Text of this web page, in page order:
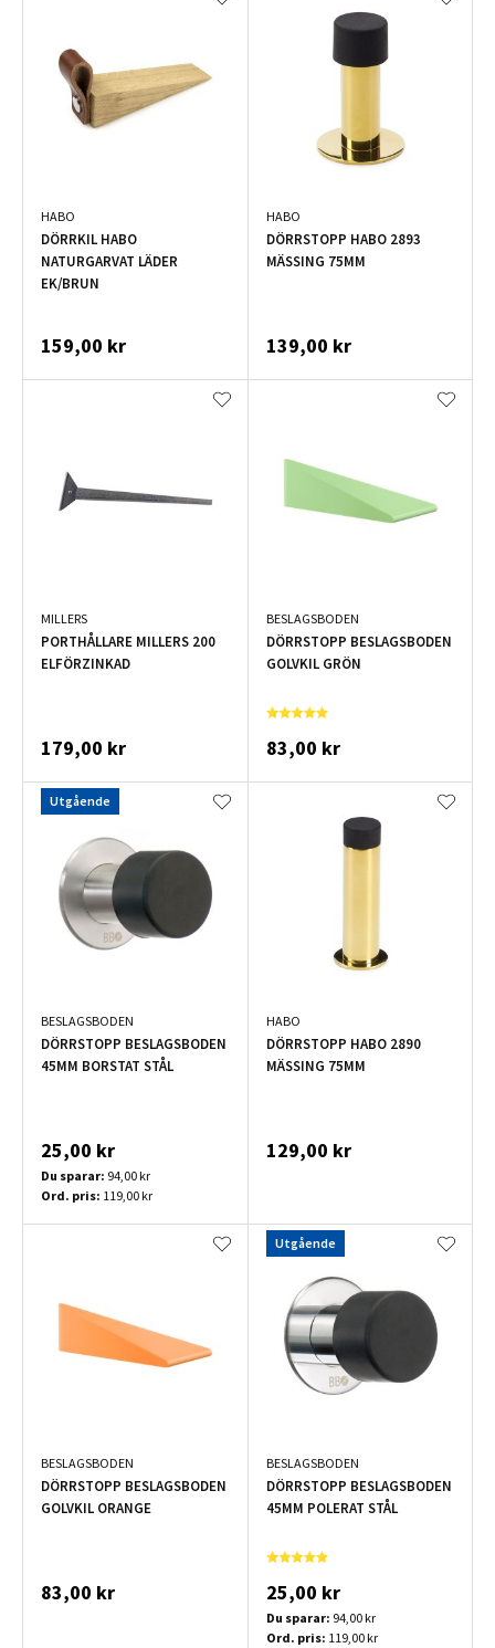
HABO
DÖRRKIL HABO
NATURGARVAT LÄDER
EK/BRUN
159,00 kr
HABO
DÖRRSTOPP HABO 2893
MÄSSING 75MM
139,00 kr
MILLERS
PORTHÅLLARE MILLERS 200
ELFÖRZINKAD
179,00 kr
BESLAGSBODEN
DÖRRSTOPP BESLAGSBODEN
GOLVKIL GRÖN
83,00 kr
Utgående
BESLAGSBODEN
DÖRRSTOPP BESLAGSBODEN
45MM BORSTAT STÅL
25,00 kr
Du sparar: 94,00 kr
Ord. pris: 119,00 kr
HABO
DÖRRSTOPP HABO 2890
MÄSSING 75MM
129,00 kr
BESLAGSBODEN
DÖRRSTOPP BESLAGSBODEN
GOLVKIL ORANGE
83,00 kr
Utgående
BESLAGSBODEN
DÖRRSTOPP BESLAGSBODEN
45MM POLERAT STÅL
25,00 kr
Du sparar: 94,00 kr
Ord. pris: 119,00 kr